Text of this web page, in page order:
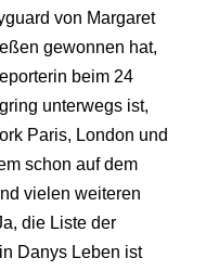
von Margaret
gewonnen hat,
beim 24
unterwegs ist,
Paris, London und
schon auf dem
vielen weiteren
die Liste der
Danys Leben ist